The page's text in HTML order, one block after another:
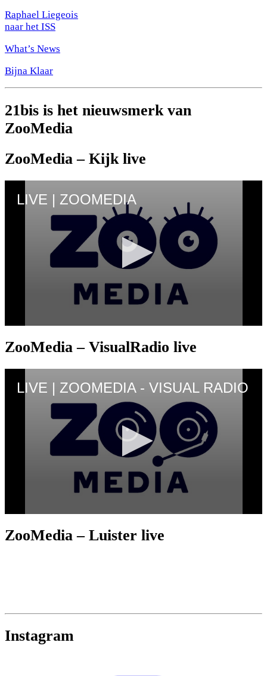
Raphael Liegeois
naar het ISS
What’s News
Bijna Klaar
21bis is het nieuwsmerk van
ZooMedia
ZooMedia – Kijk live
ZooMedia – VisualRadio live
ZooMedia – Luister live
Instagram